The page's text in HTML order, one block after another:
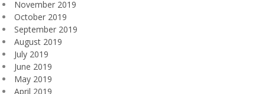
November 2019
October 2019
September 2019
August 2019
July 2019
June 2019
May 2019
April 2019